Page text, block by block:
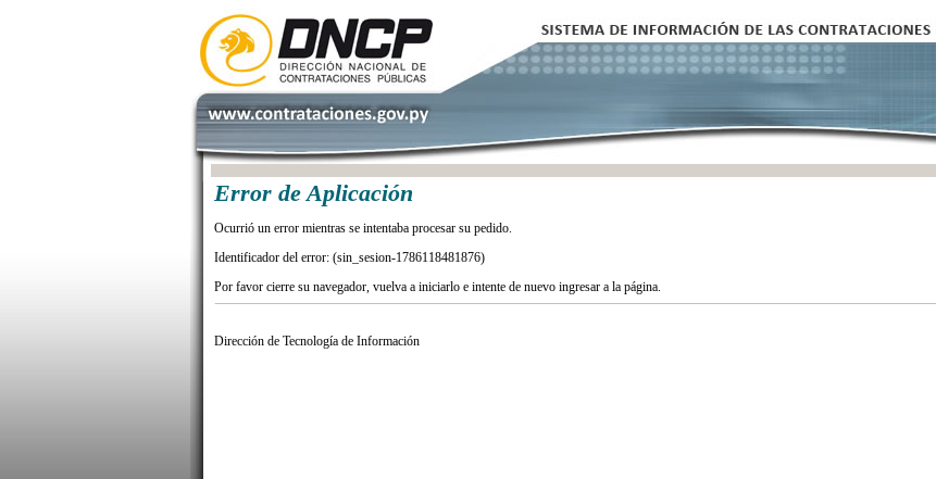
Error de Aplicación
Ocurrió un error mientras se intentaba procesar su pedido.
Identificador del error: (sin_sesion-1786118481876)
Por favor cierre su navegador, vuelva a iniciarlo e intente de nuevo ingresar a la página.
Dirección de Tecnología de Información